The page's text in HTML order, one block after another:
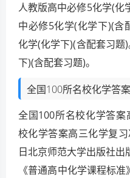
人教版高中必修5化学(化
中必修5化学(化学下)(含
化学(化学下)(含配套习
下)(含配套习题)。
全国100所名校化学答
全国100所名校化学答
校化学答案高三化学复
日北京师范大学出版社
《普通高中化学课程标